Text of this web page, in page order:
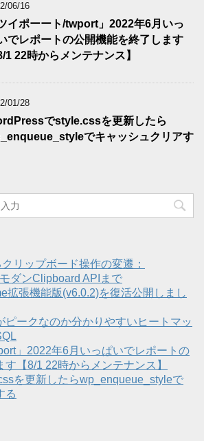
06/16
ツイポーート/twport」2022年6月いっ
でレポートの公開機能を終了します
1 22時からメンテナンス】
01/28
でstyle.cssを更新したら
でキャッシュクリアす
リップボード操作の変遷：
ダンClipboard APIまで
拡張機能版(v6.0.2)を復活公開しまし
ピークなのか分かりやすいヒートマッ
」2022年6月いっぱいでレポートの
【8/1 22時からメンテナンス】
を更新したらwp_enqueue_styleで
る